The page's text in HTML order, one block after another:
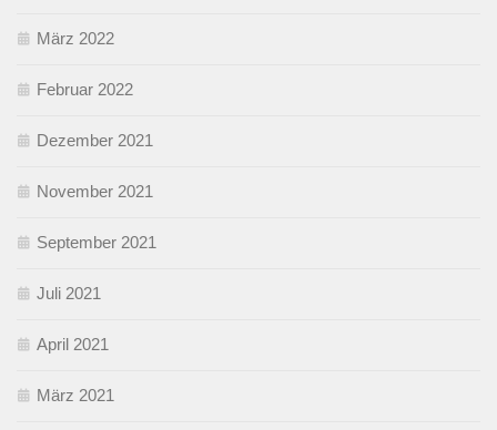
März 2022
Februar 2022
Dezember 2021
November 2021
September 2021
Juli 2021
April 2021
März 2021